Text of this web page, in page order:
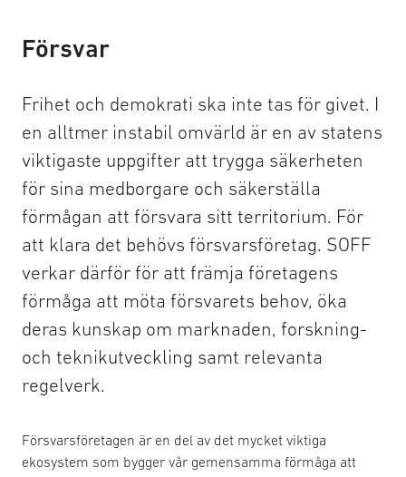
Försvar
Frihet och demokrati ska inte tas för givet. I
en alltmer instabil omvärld är en av statens
viktigaste uppgifter att trygga säkerheten
för sina medborgare och säkerställa
förmågan att försvara sitt territorium. För
att klara det behövs försvarsföretag. SOFF
verkar därför för att främja företagens
förmåga att möta försvarets behov, öka
deras kunskap om marknaden, forskning-
och teknikutveckling samt relevanta
regelverk.
Försvarsföretagen är en del av det mycket viktiga
ekosystem som bygger vår gemensamma förmåga att